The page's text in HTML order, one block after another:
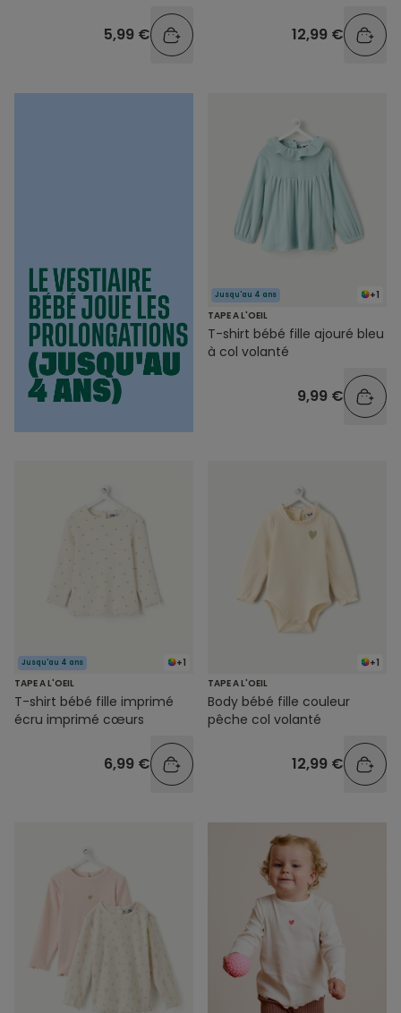
5,99 € 12,99 €
+1
Jusqu'au 4 ans
TAPE A L'OEIL
T-shirt bébé fille ajouré bleu
à col volanté
9,99 €
+1
Jusqu'au 4 ans
TAPE A L'OEIL
T-shirt bébé fille imprimé
écru imprimé cœurs
6,99 €
+1
TAPE A L'OEIL
Body bébé fille couleur
pêche col volanté
12,99 €